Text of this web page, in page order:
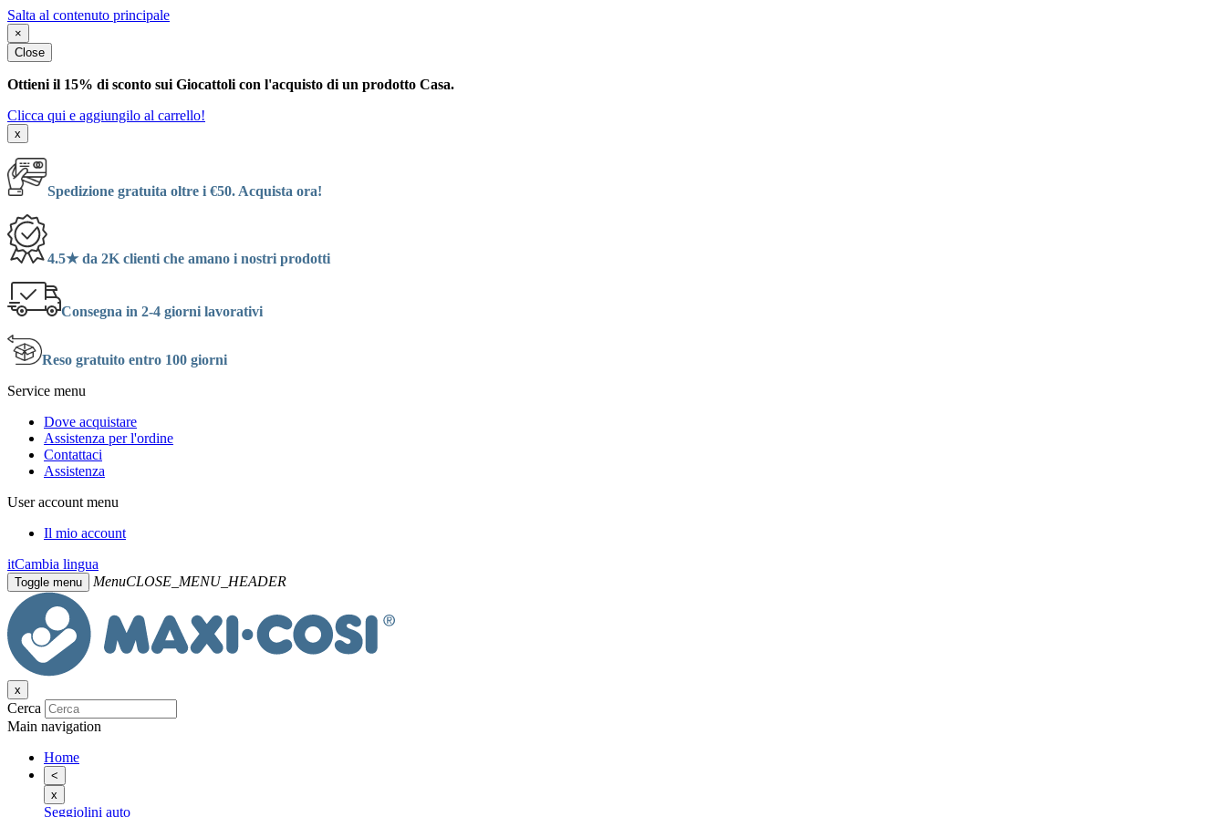
Salta al contenuto principale
×
Close
Ottieni il 15% di sconto sui Giocattoli con l'acquisto di un prodotto Casa.
Clicca qui e aggiungilo al carrello!
x
Spedizione gratuita oltre i €50. Acquista ora!
4.5★ da 2K clienti che amano i nostri prodotti
Consegna in 2-4 giorni lavorativi
Reso gratuito entro 100 giorni
Service menu
Dove acquistare
Assistenza per l'ordine
Contattaci
Assistenza
User account menu
Il mio account
itCambia lingua
Toggle menu MenuCLOSE_MENU_HEADER
x
Cerca
Main navigation
Home
<
x
Seggiolini auto